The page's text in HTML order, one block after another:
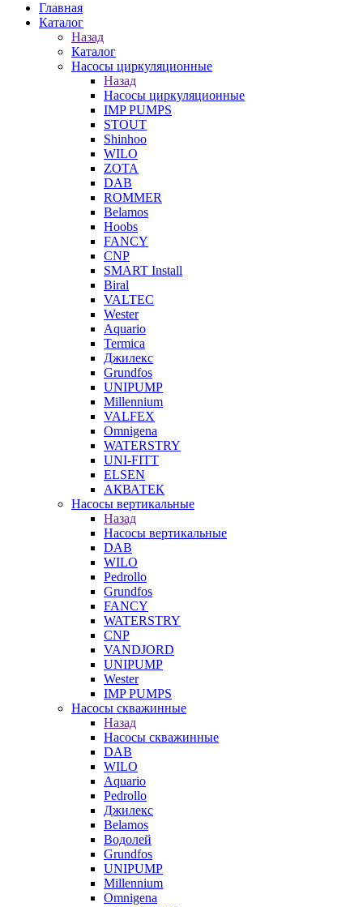
Главная
Каталог
Назад
Каталог
Насосы циркуляционные
Назад
Насосы циркуляционные
IMP PUMPS
STOUT
Shinhoo
WILO
ZOTA
DAB
ROMMER
Belamos
Hoobs
FANCY
CNP
SMART Install
Biral
VALTEC
Wester
Aquario
Termica
Джилекс
Grundfos
UNIPUMP
Millennium
VALFEX
Omnigena
WATERSTRY
UNI-FITT
ELSEN
АКВАТЕК
Насосы вертикальные
Назад
Насосы вертикальные
DAB
WILO
Pedrollo
Grundfos
FANCY
WATERSTRY
CNP
VANDJORD
UNIPUMP
Wester
IMP PUMPS
Насосы скважинные
Назад
Насосы скважинные
DAB
WILO
Aquario
Pedrollo
Джилекс
Belamos
Водолей
Grundfos
UNIPUMP
Millennium
Omnigena